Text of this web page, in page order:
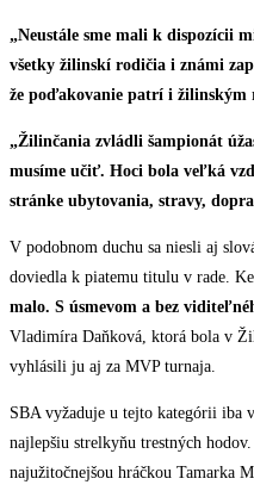
„Neustále sme mali k dispozícii
všetky žilinskí rodičia i známi
že poďakovanie patrí i žilinským
„Žilinčania zvládli šampionát
musíme učiť. Hoci bola veľká
stránke ubytovania, stravy,
V podobnom duchu sa niesli aj
doviedla k piatemu titulu v rade.
malo. S úsmevom a bez
Vladimíra Daňková, ktorá bola v
vyhlásili ju aj za MVP turnaja.
SBA vyžaduje u tejto kategórii iba
najlepšiu strelkyňu trestných
najužitočnejšou hráčkou Tamarka